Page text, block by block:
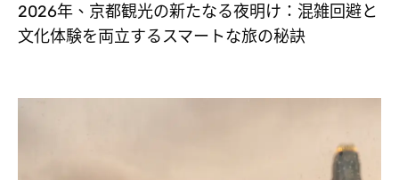
2026年、京都観光の新たなる夜明け：混雑回避と
文化体験を両立するスマートな旅の秘訣